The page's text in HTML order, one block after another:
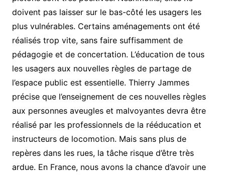
doivent pas laisser sur le bas-côté les usagers les
plus vulnérables. Certains aménagements ont été
réalisés trop vite, sans faire suffisamment de
pédagogie et de concertation. L’éducation de tous
les usagers aux nouvelles règles de partage de
l’espace public est essentielle. Thierry Jammes
précise que l’enseignement de ces nouvelles règles
aux personnes aveugles et malvoyantes devra être
réalisé par les professionnels de la rééducation et
instructeurs de locomotion. Mais sans plus de
repères dans les rues, la tâche risque d’être très
ardue. En France, nous avons la chance d’avoir une